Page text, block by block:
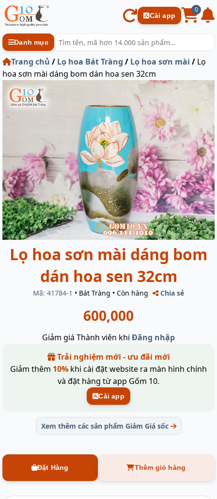
Cài app
0
Danh mục
Trang chủ / Lọ hoa Bát Tràng / Lọ hoa sơn mài / Lọ
hoa sơn mài dáng bom dán hoa sen 32cm
Lọ hoa sơn mài dáng bom
dán hoa sen 32cm
Mã: 41784-1 • Bát Tràng • Còn hàng Chia sẻ
600,000
Giảm giá Thành viên khi Đăng nhập
Trải nghiệm mới - ưu đãi mới
Giảm thêm 10% khi cài đặt website ra màn hình chính
và đặt hàng từ app Gốm 10.
Cài app
Xem thêm các sản phẩm Giảm Giá sốc
Đặt Hàng Thêm giỏ hàng